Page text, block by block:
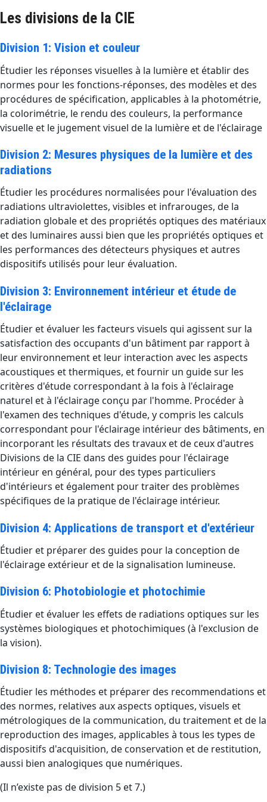
Les divisions de la CIE
Division 1: Vision et couleur
Étudier les réponses visuelles à la lumière et établir des
normes pour les fonctions-réponses, des modèles et des
procédures de spécification, applicables à la photométrie,
la colorimétrie, le rendu des couleurs, la performance
visuelle et le jugement visuel de la lumière et de l'éclairage
Division 2: Mesures physiques de la lumière et des
radiations
Étudier les procédures normalisées pour l'évaluation des
radiations ultraviolettes, visibles et infrarouges, de la
radiation globale et des propriétés optiques des matériaux
et des luminaires aussi bien que les propriétés optiques et
les performances des détecteurs physiques et autres
dispositifs utilisés pour leur évaluation.
Division 3: Environnement intérieur et étude de
l'éclairage
Étudier et évaluer les facteurs visuels qui agissent sur la
satisfaction des occupants d'un bâtiment par rapport à
leur environnement et leur interaction avec les aspects
acoustiques et thermiques, et fournir un guide sur les
critères d'étude correspondant à la fois à l'éclairage
naturel et à l'éclairage conçu par l'homme. Procéder à
l'examen des techniques d'étude, y compris les calculs
correspondant pour l'éclairage intérieur des bâtiments, en
incorporant les résultats des travaux et de ceux d'autres
Divisions de la CIE dans des guides pour l'éclairage
intérieur en général, pour des types particuliers
d'intérieurs et également pour traiter des problèmes
spécifiques de la pratique de l'éclairage intérieur.
Division 4: Applications de transport et d'extérieur
Étudier et préparer des guides pour la conception de
l'éclairage extérieur et de la signalisation lumineuse.
Division 6: Photobiologie et photochimie
Étudier et évaluer les effets de radiations optiques sur les
systèmes biologiques et photochimiques (à l'exclusion de
la vision).
Division 8: Technologie des images
Étudier les méthodes et préparer des recommendations et
des normes, relatives aux aspects optiques, visuels et
métrologiques de la communication, du traitement et de la
reproduction des images, applicables à tous les types de
dispositifs d'acquisition, de conservation et de restitution,
aussi bien analogiques que numériques.
(Il n’existe pas de division 5 et 7.)